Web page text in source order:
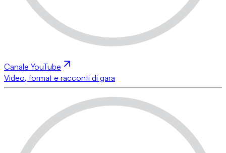
Canale YouTube
Video, format e racconti di gara